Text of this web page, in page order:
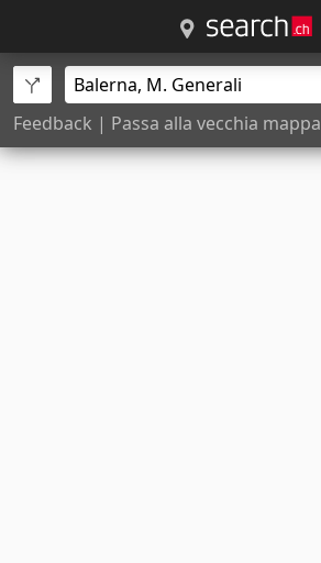
Feedback | Passa alla vecchia mappa